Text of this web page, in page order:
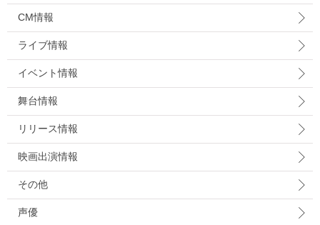
CM情報
ライブ情報
イベント情報
舞台情報
リリース情報
映画出演情報
その他
声優